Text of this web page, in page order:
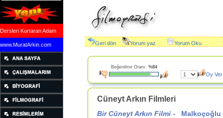
Dersleri Kurtaran Adam
www.MuratArkin.com Geri dön Yorum yaz Yorum Oku
Beğenilme Oranı: %84
Oy Ver
Cüneyt Arkın Filmleri
Bir Cüneyt Arkın Filmi - Malkoçoğlu